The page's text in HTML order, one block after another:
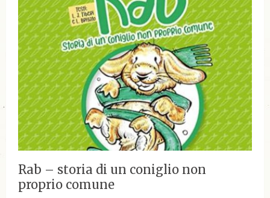
Rab – storia di un coniglio non
proprio comune